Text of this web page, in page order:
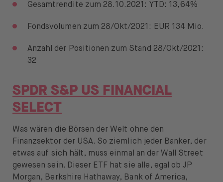
Gesamtrendite zum 28.10.2021: YTD: 13,64%
Fondsvolumen zum 28/Okt/2021: EUR 134 Mio.
Anzahl der Positionen zum Stand 28/Okt/2021:
32
SPDR S&P US FINANCIAL
SELECT
Was wären die Börsen der Welt ohne den
Finanzsektor der USA. So ziemlich jeder Banker, der
etwas auf sich hält, muss einmal an der Wall Street
gewesen sein. Dieser ETF hat sie alle, egal ob JP
Morgan, Berkshire Hathaway, Bank of America,